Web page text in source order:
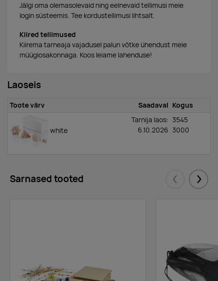
Jälgi oma olemasolevaid ning eelnevaid tellimusi meie
login süsteemis. Tee kordustellimusi lihtsalt.
Kiired tellimused
Kiirema tarneaja vajadusel palun võtke ühendust meie
müügiosakonnaga. Koos leiame lahenduse!
Laoseis
Toote värv Saadaval Kogus
white
Tarnija laos:
6.10.2026
3545
3000
Sarnased tooted Eelmised